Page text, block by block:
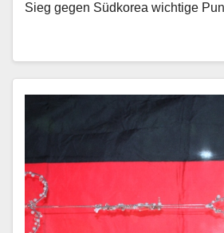
Sieg gegen Südkorea wichtige